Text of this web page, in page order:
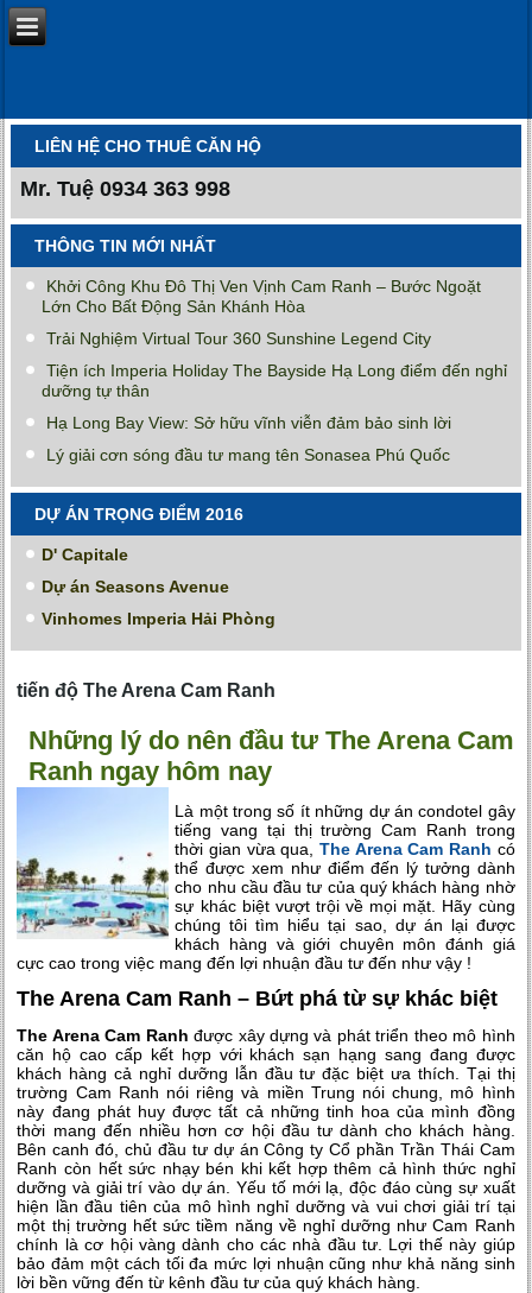
LIÊN HỆ CHO THUÊ CĂN HỘ
Mr. Tuệ 0934 363 998
THÔNG TIN MỚI NHẤT
Khởi Công Khu Đô Thị Ven Vịnh Cam Ranh – Bước Ngoặt
Lớn Cho Bất Động Sản Khánh Hòa
Trải Nghiệm Virtual Tour 360 Sunshine Legend City
Tiện ích Imperia Holiday The Bayside Hạ Long điểm đến nghỉ
dưỡng tự thân
Hạ Long Bay View: Sở hữu vĩnh viễn đảm bảo sinh lời
Lý giải cơn sóng đầu tư mang tên Sonasea Phú Quốc
DỰ ÁN TRỌNG ĐIỂM 2016
D' Capitale
Dự án Seasons Avenue
Vinhomes Imperia Hải Phòng
tiến độ The Arena Cam Ranh
Những lý do nên đầu tư The Arena Cam
Ranh ngay hôm nay
Là một trong số ít những dự án condotel gây
tiếng vang tại thị trường Cam Ranh trong
thời gian vừa qua, The Arena Cam Ranh có
thể được xem như điểm đến lý tưởng dành
cho nhu cầu đầu tư của quý khách hàng nhờ
sự khác biệt vượt trội về mọi mặt. Hãy cùng
chúng tôi tìm hiểu tại sao, dự án lại được
khách hàng và giới chuyên môn đánh giá
cực cao trong việc mang đến lợi nhuận đầu tư đến như vậy !
The Arena Cam Ranh – Bứt phá từ sự khác biệt
The Arena Cam Ranh được xây dựng và phát triển theo mô hình
căn hộ cao cấp kết hợp với khách sạn hạng sang đang được
khách hàng cả nghỉ dưỡng lẫn đầu tư đặc biệt ưa thích. Tại thị
trường Cam Ranh nói riêng và miền Trung nói chung, mô hình
này đang phát huy được tất cả những tinh hoa của mình đồng
thời mang đến nhiều hơn cơ hội đầu tư dành cho khách hàng.
Bên canh đó, chủ đầu tư dự án Công ty Cổ phần Trần Thái Cam
Ranh còn hết sức nhạy bén khi kết hợp thêm cả hình thức nghỉ
dưỡng và giải trí vào dự án. Yếu tố mới lạ, độc đáo cùng sự xuất
hiện lần đầu tiên của mô hình nghỉ dưỡng và vui chơi giải trí tại
một thị trường hết sức tiềm năng về nghỉ dưỡng như Cam Ranh
chính là cơ hội vàng dành cho các nhà đầu tư. Lợi thế này giúp
bảo đảm một cách tối đa mức lợi nhuận cũng như khả năng sinh
lời bền vững đến từ kênh đầu tư của quý khách hàng.